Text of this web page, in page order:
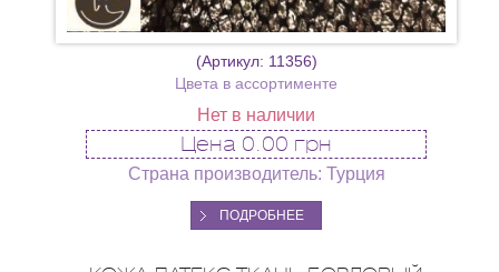
(Артикул: 11356)
Цвета в ассортименте
Нет в наличии
Цена 0.00 грн
Страна производитель: Турция
ПОДРОБНЕЕ